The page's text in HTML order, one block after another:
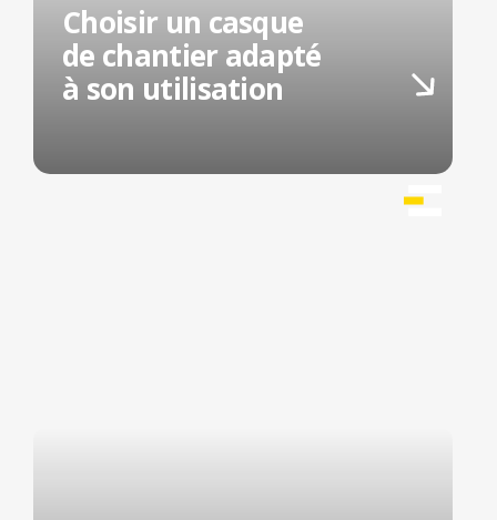
Choisir un casque
de chantier adapté
à son utilisation